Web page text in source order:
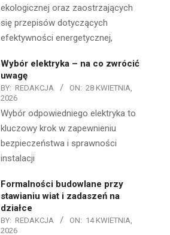
ekologicznej oraz zaostrzających
się przepisów dotyczących
efektywności energetycznej,
Wybór elektryka – na co zwrócić
uwagę
BY: REDAKCJA ON: 28 KWIETNIA,
2026
Wybór odpowiedniego elektryka to
kluczowy krok w zapewnieniu
bezpieczeństwa i sprawności
instalacji
Formalności budowlane przy
stawianiu wiat i zadaszeń na
działce
BY: REDAKCJA ON: 14 KWIETNIA,
2026